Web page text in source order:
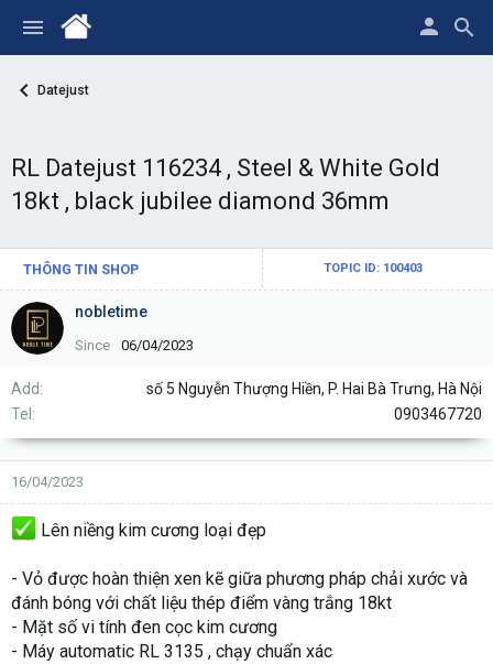
Datejust
RL Datejust 116234 , Steel & White Gold
18kt , black jubilee diamond 36mm
THÔNG TIN SHOP TOPIC ID: 100403
nobletime
Since 06/04/2023
Add
số 5 Nguyễn Thượng Hiền, P. Hai Bà Trưng, Hà Nội
Tel
0903467720
16/04/2023
Lên niềng kim cương loại đẹp
- Vỏ được hoàn thiện xen kẽ giữa phương pháp chải xước và
đánh bóng với chất liệu thép điểm vàng trắng 18kt
- Mặt số vi tính đen cọc kim cương
- Máy automatic RL 3135 , chạy chuẩn xác